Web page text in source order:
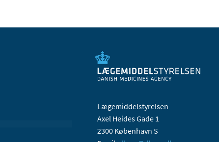
Lægemiddelstyrelsen
Axel Heides Gade 1
2300 København S